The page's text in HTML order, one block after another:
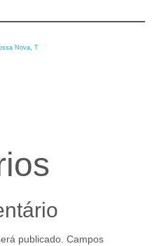
Nova T
publicado. Campos